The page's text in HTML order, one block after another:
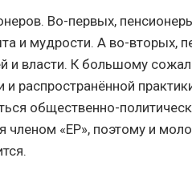
Во-первых,
и мудрости. А во-вторых,
и власти. К большому
распространённой
общественно-
членом «ЕР», поэтому и